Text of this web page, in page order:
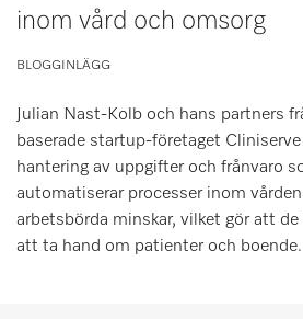
Minneslista
Miele MOVE
inom vård och omsorg
BLOGGINLÄGG
Julian Nast-Kolb och hans partners
baserade startup-företaget
hantering av uppgifter och frånvaro
automatiserar processer inom
arbetsbörda minskar, vilket gör att de
att ta hand om patienter och boende.